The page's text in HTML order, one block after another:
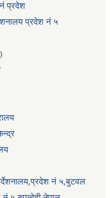
प्रदेश
प्रदेश नं ५
नं ५,बुटवल